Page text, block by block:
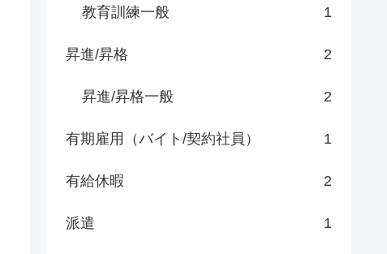
教育訓練一般 1
昇進/昇格 2
昇進/昇格一般 2
有期雇用（バイト/契約社員） 1
有給休暇 2
派遣 1